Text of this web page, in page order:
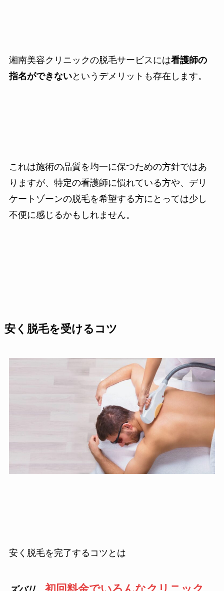
湘南美容クリニックの脱毛サービスには看護師の
指名ができないというデメリットも存在します。
これは施術の品質を均一に保つための方針ではあ
りますが、特定の看護師に慣れている方や、デリ
ケートゾーンの脱毛を希望する方にとっては少し
不便に感じるかもしれません。
安く脱毛を受けるコツ
安く脱毛を完了するコツとは